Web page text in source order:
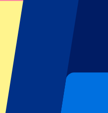
Alle Sportarten